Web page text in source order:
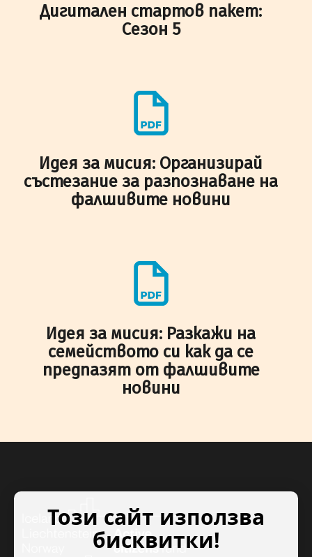
Дигитален стартов пакет:
Сезон 5
Идея за мисия: Организирай
състезание за разпознаване на
фалшивите новини
Идея за мисия: Разкажи на
семейството си как да се
предпазят от фалшивите
новини
Този сайт използва
бисквитки!